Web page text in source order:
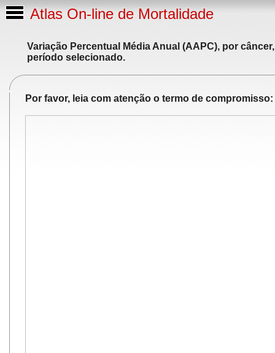
Atlas On-line de Mortalidade
Variação Percentual Média Anual (AAPC), por
período selecionado.
Por favor, leia com atenção o termo de compromisso: